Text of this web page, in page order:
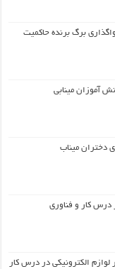
برگ برنده حاکمیت
آموزان مینابی
دختران میناب
درس کار و فناوری
الکترونیکی در درس کار